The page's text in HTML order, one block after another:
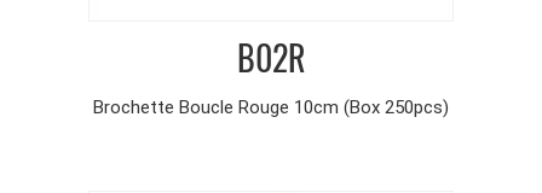
B02R
Brochette Boucle Rouge 10cm (Box 250pcs)